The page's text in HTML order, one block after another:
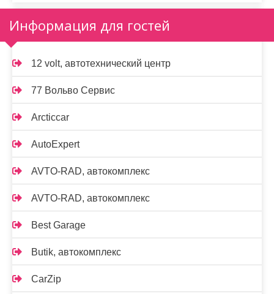
Информация для гостей
12 volt, автотехнический центр
77 Вольво Сервис
Arcticcar
AutoExpert
AVTO-RAD, автокомплекс
AVTO-RAD, автокомплекс
Best Garage
Butik, автокомплекс
CarZip